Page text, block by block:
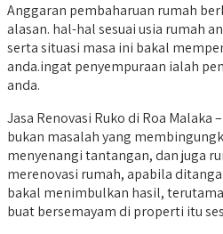
Anggaran pembaharuan rumah
alasan. hal-hal sesuai usia rumah
serta situasi masa ini bakal
anda.ingat penyempuraan ialah
anda.
Jasa Renovasi Ruko di Roa Malaka
bukan masalah yang
menyenangi tantangan, dan juga
merenovasi rumah, apabila
bakal menimbulkan hasil,
buat bersemayam di properti itu